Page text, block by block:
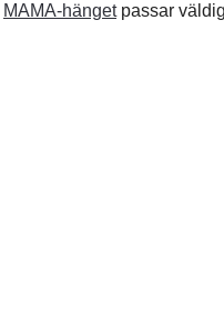
MAMA-hängetpassar